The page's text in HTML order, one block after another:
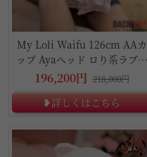
My Loli Waifu 126cm AAカ
ップ Ayaヘッド ロり系ラブド
ール
196,200円 218,000円
❥詳しくはこちら
1%OFF